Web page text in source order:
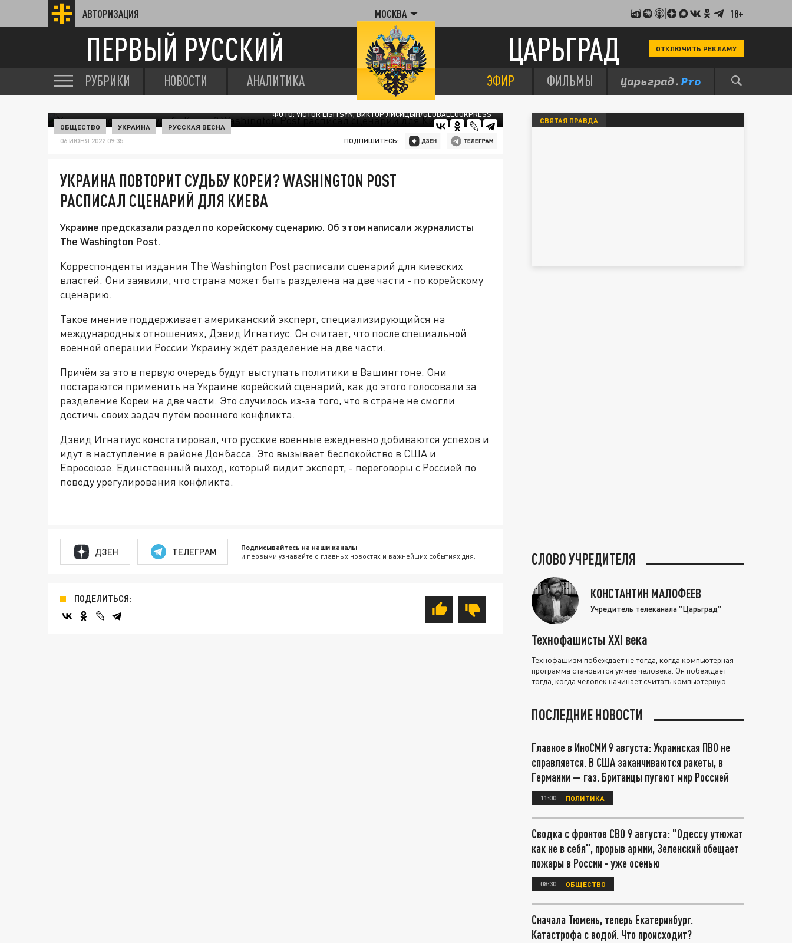
АВТОРИЗАЦИЯ МОСКВА 18+
ПЕРВЫЙ РУССКИЙ ЦАРЬГРАД ОТКЛЮЧИТЬ РЕКЛАМУ
РУБРИКИ НОВОСТИ АНАЛИТИКА ЭФИР ФИЛЬМЫ
ФОТО: VICTOR LISITSYN, ВИКТОР ЛИСИЦЫН/GLOBALLOOKPRESS
ОБЩЕСТВО УКРАИНА РУССКАЯ ВЕСНА
06 ИЮНЯ 2022 09:35 ПОДПИШИТЕСЬ:
УКРАИНА ПОВТОРИТ СУДЬБУ КОРЕИ? WASHINGTON POST
РАСПИСАЛ СЦЕНАРИЙ ДЛЯ КИЕВА
Украине предсказали раздел по корейскому сценарию. Об этом написали журналисты
The Washington Post.
Корреспонденты издания The Washington Post расписали сценарий для киевских
властей. Они заявили, что страна может быть разделена на две части - по корейскому
сценарию.
Такое мнение поддерживает американский эксперт, специализирующийся на
международных отношениях, Дэвид Игнатиус. Он считает, что после специальной
военной операции России Украину ждёт разделение на две части.
Причём за это в первую очередь будут выступать политики в Вашингтоне. Они
постараются применить на Украине корейский сценарий, как до этого голосовали за
разделение Кореи на две части. Это случилось из-за того, что в стране не смогли
достичь своих задач путём военного конфликта.
Дэвид Игнатиус констатировал, что русские военные ежедневно добиваются успехов и
идут в наступление в районе Донбасса. Это вызывает беспокойство в США и
Евросоюзе. Единственный выход, который видит эксперт, - переговоры с Россией по
поводу урегулирования конфликта.
ДЗЕН ТЕЛЕГРАМ Подписывайтесь на наши каналы
и первыми узнавайте о главных новостях и важнейших событиях дня.
ПОДЕЛИТЬСЯ:
СВЯТАЯ ПРАВДА
СЛОВО УЧРЕДИТЕЛЯ
КОНСТАНТИН МАЛОФЕЕВ
Учредитель телеканала "Царьград"
Технофашисты XXI века
Технофашизм побеждает не тогда, когда компьютерная
программа становится умнее человека. Он побеждает
тогда, когда человек начинает считать компьютерную
ПОСЛЕДНИЕ НОВОСТИ
Главное в ИноСМИ 9 августа: Украинская ПВО не
справляется. В США заканчиваются ракеты, в
Германии — газ. Британцы пугают мир Россией
11:00 ПОЛИТИКА
Сводка с фронтов СВО 9 августа: "Одессу утюжат
как не в себя", прорыв армии, Зеленский обещает
пожары в России - уже осенью
08:30 ОБЩЕСТВО
Сначала Тюмень, теперь Екатеринбург.
Катастрофа с водой. Что происходит?